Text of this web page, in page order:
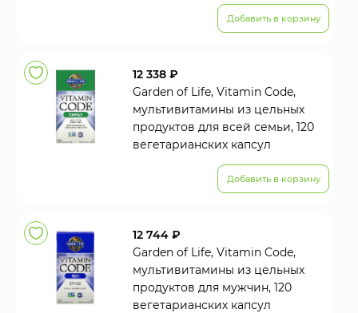
Добавить в корзину
12 338 ₽
Garden of Life, Vitamin Code,
мультивитамины из цельных
продуктов для всей семьи, 120
вегетарианских капсул
Добавить в корзину
12 744 ₽
Garden of Life, Vitamin Code,
мультивитамины из цельных
продуктов для мужчин, 120
вегетарианских капсул